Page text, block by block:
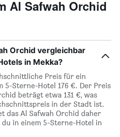
Al Safwah Orchid
Orchid vergleichbar
in Mekka?
Preis für ein
5-Sterne-Hotel 176 €. Der Preis
beträgt etwa 131 €, was
in der Stadt ist.
das Al Safwah Orchid daher
in einem 5-Sterne-Hotel in